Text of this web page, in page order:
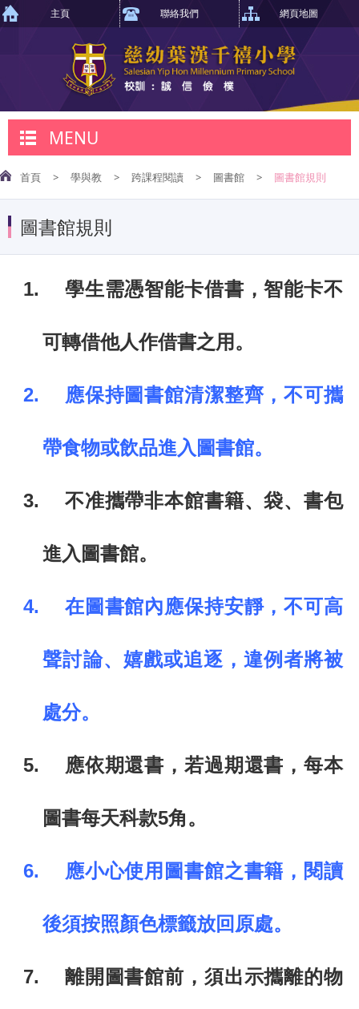
主頁 聯絡我們 網頁地圖
MENU
首頁 > 學與教 > 跨課程閱讀 > 圖書館 > 圖書館規則
圖書館規則
1. 學生需憑智能卡借書，智能卡不
可轉借他人作借書之用。
2. 應保持圖書館清潔整齊，不可攜
帶食物或飲品進入圖書館。
3. 不准攜帶非本館書籍、袋、書包
進入圖書館。
4. 在圖書館內應保持安靜，不可高
聲討論、嬉戲或追逐，違例者將被
處分。
5. 應依期還書，若過期還書，每本
圖書每天科款5角。
6. 應小心使用圖書館之書籍，閱讀
後須按照顏色標籤放回原處。
7. 離開圖書館前，須出示攜離的物